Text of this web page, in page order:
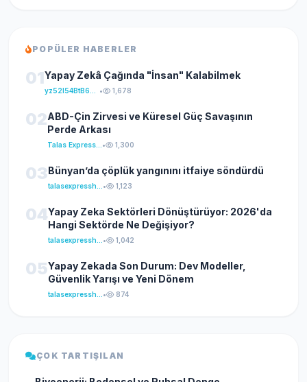
POPÜLER HABERLER
01Yapay Zekâ Çağında "İnsan" Kalabilmek
• 1,678
02ABD-Çin Zirvesi ve Küresel Güç Savaşının
Perde Arkası
• 1,300
03Bünyan’da çöplük yangınını itfaiye söndürdü
• 1,123
04Yapay Zeka Sektörleri Dönüştürüyor: 2026'da
Hangi Sektörde Ne Değişiyor?
• 1,042
05Yapay Zekada Son Durum: Dev Modeller,
Güvenlik Yarışı ve Yeni Dönem
• 874
ÇOK TARTIŞILAN